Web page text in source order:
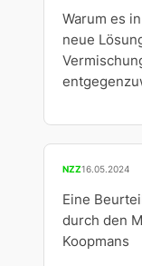
Warum es
neue
NZZ16.05.2024
Eine
durch den
Koopmans